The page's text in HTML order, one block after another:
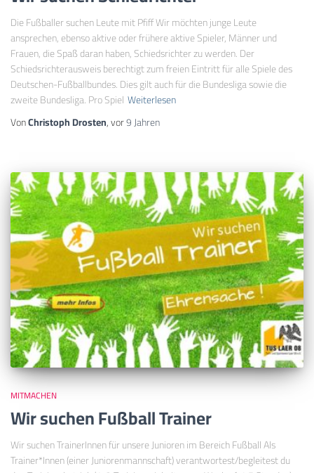
Die Fußballer suchen Leute mit Pfiff Wir möchten junge Leute
ansprechen, ebenso aktive oder frühere aktive Spieler, Männer und
Frauen, die Spaß daran haben, Schiedsrichter zu werden. Der
Schiedsrichterausweis berechtigt zum freien Eintritt für alle Spiele des
Deutschen-Fußballbundes. Dies gilt auch für die Bundesliga sowie die
zweite Bundesliga. Pro Spiel Weiterlesen
VonChristoph Drosten, vor9 Jahren
MITMACHEN
Wir suchen Fußball Trainer
Wir suchen TrainerInnen für unsere Junioren im Bereich Fußball Als
Trainer*Innen (einer Juniorenmannschaft) verantwortest/begleitest du